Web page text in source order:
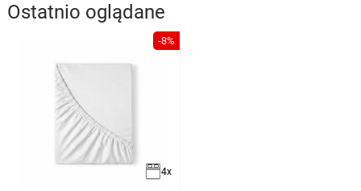
Ostatnio oglądane
-8%
4x